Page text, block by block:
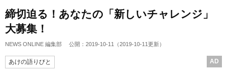
締切迫る！あなたの「新しいチャレンジ」
大募集！
NEWS ONLINE 編集部 公開： 2019-10-11 （2019-10-11更新）
あけの語りびと AD